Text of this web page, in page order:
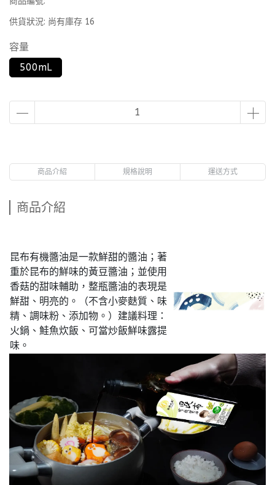
供貨狀況: 尚有庫存 16
容量
500mL
商品介紹 規格說明 運送方式
商品介紹
昆布有機醬油是一款鮮甜的醬油；著
重於昆布的鮮味的黃豆醬油；並使用
香菇的甜味輔助，整瓶醬油的表現是
鮮甜、明亮的。（不含小麥麩質、味
精、調味粉、添加物。）建議料理：
火鍋、鮭魚炊飯、可當炒飯鮮味露提
味。